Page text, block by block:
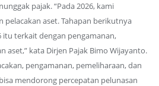
pajak. “Pada 2026, kami
aset. Tahapan berikutnya
itu terkait dengan pengamanan,
aset,” kata Dirjen Pajak Bimo Wijayanto.
pengamanan, pemeliharaan, dan
mendorong percepatan pelunasan